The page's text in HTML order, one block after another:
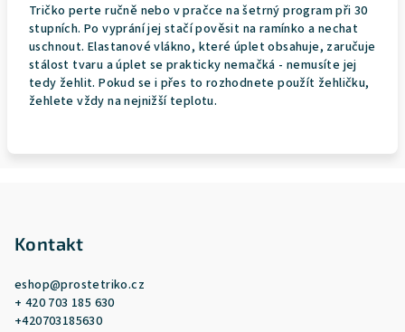
Tričko perte ručně nebo v pračce na šetrný program při 30
stupních. Po vyprání jej stačí pověsit na ramínko a nechat
uschnout. Elastanové vlákno, které úplet obsahuje, zaručuje
stálost tvaru a úplet se prakticky nemačká - nemusíte jej
tedy žehlit. Pokud se i přes to rozhodnete použít žehličku,
žehlete vždy na nejnižší teplotu.
Kontakt
eshop@prostetriko.cz
+ 420 703 185 630
+420703185630